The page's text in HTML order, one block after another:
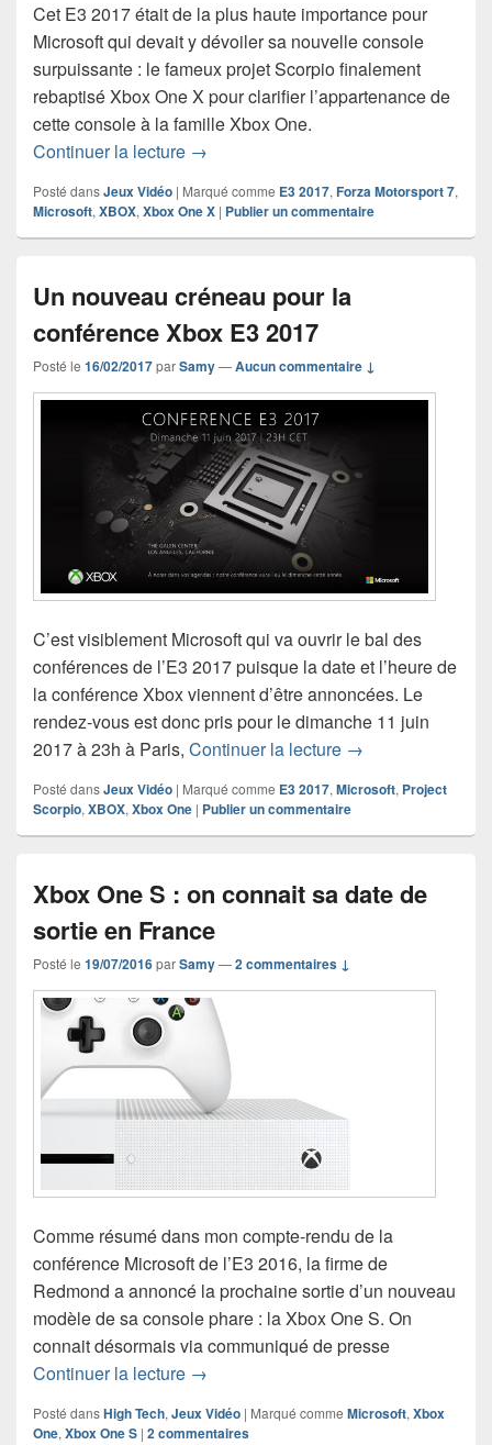
Cet E3 2017 était de la plus haute importance pour
Microsoft qui devait y dévoiler sa nouvelle console
surpuissante : le fameux projet Scorpio finalement
rebaptisé Xbox One X pour clarifier l’appartenance de
cette console à la famille Xbox One.
Continuer la lecture E3 2017 – compte rendu de la
→
Posté dansJeux Vidéo | Marqué comme E3 2017,Forza Motorsport 7,
Microsoft,XBOX,Xbox One X | Publier un commentaire
Un nouveau créneau pour la
conférence Xbox E3 2017
Posté le 16/02/2017parSamy—Aucun commentaire ↓
C’est visiblement Microsoft qui va ouvrir le bal des
conférences de l’E3 2017 puisque la date et l’heure de
la conférence Xbox viennent d’être annoncées. Le
rendez-vous est donc pris pour le dimanche 11 juin
2017 à 23h à Paris, Continuer la lecture Un nouveau
→
Posté dansJeux Vidéo | Marqué comme E3 2017, Microsoft, Project
Scorpio, XBOX, Xbox One | Publier un commentaire
Xbox One S : on connait sa date de
sortie en France
Posté le 19/07/2016parSamy—2 commentaires ↓
Comme résumé dans mon compte-rendu de la
conférence Microsoft de l’E3 2016, la firme de
Redmond a annoncé la prochaine sortie d’un nouveau
modèle de sa console phare : la Xbox One S. On
connait désormais via communiqué de presse
Continuer la lecture Xbox One S : on connait sa date de
→
Posté dansHigh Tech, Jeux Vidéo | Marqué comme Microsoft, Xbox
One, Xbox One S | 2commentaires